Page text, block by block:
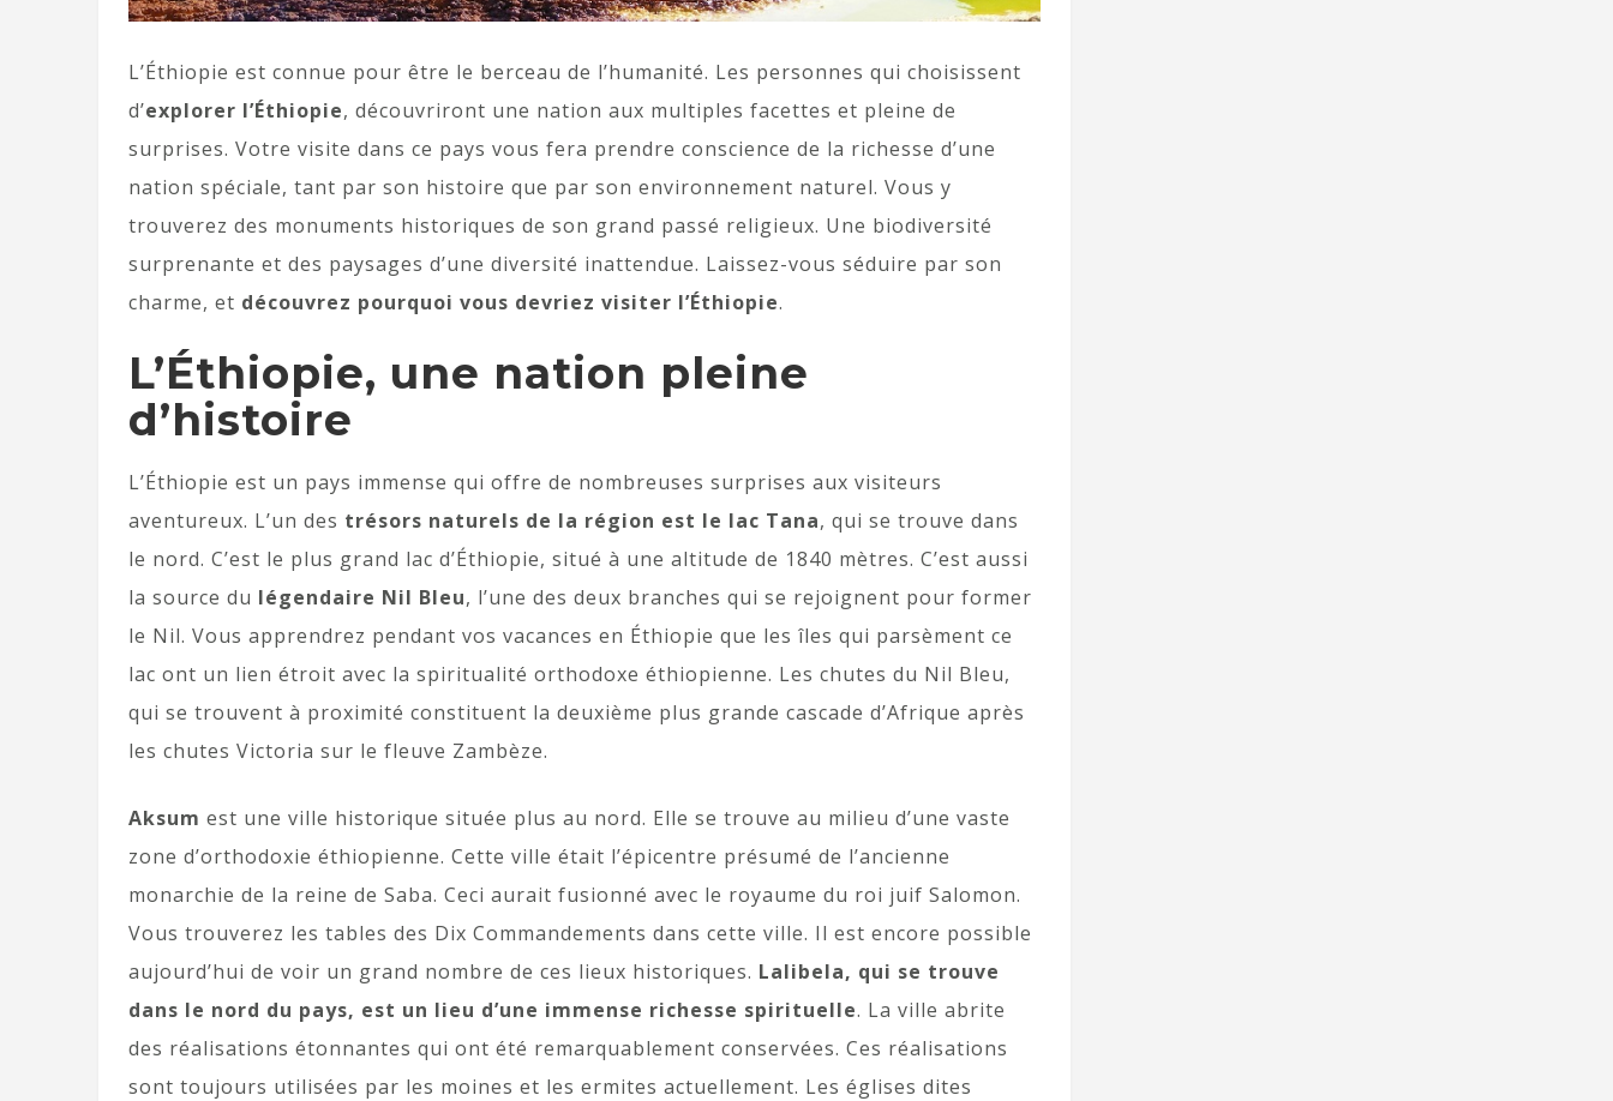
L’Éthiopie est connue pour être le berceau de l’humanité. Les personnes qui choisissent
d’explorer l’Éthiopie, découvriront une nation aux multiples facettes et pleine de
surprises. Votre visite dans ce pays vous fera prendre conscience de la richesse d’une
nation spéciale, tant par son histoire que par son environnement naturel. Vous y
trouverez des monuments historiques de son grand passé religieux. Une biodiversité
surprenante et des paysages d’une diversité inattendue. Laissez-vous séduire par son
charme, et découvrez pourquoi vous devriez visiter l’Éthiopie.
L’Éthiopie, une nation pleine
d’histoire
L’Éthiopie est un pays immense qui offre de nombreuses surprises aux visiteurs
aventureux. L’un des trésors naturels de la région est le lac Tana, qui se trouve dans
le nord. C’est le plus grand lac d’Éthiopie, situé à une altitude de 1840 mètres. C’est aussi
la source du légendaire Nil Bleu, l’une des deux branches qui se rejoignent pour former
le Nil. Vous apprendrez pendant vos vacances en Éthiopie que les îles qui parsèment ce
lac ont un lien étroit avec la spiritualité orthodoxe éthiopienne. Les chutes du Nil Bleu,
qui se trouvent à proximité constituent la deuxième plus grande cascade d’Afrique après
les chutes Victoria sur le fleuve Zambèze.
Aksum est une ville historique située plus au nord. Elle se trouve au milieu d’une vaste
zone d’orthodoxie éthiopienne. Cette ville était l’épicentre présumé de l’ancienne
monarchie de la reine de Saba. Ceci aurait fusionné avec le royaume du roi juif Salomon.
Vous trouverez les tables des Dix Commandements dans cette ville. Il est encore possible
aujourd’hui de voir un grand nombre de ces lieux historiques. Lalibela, qui se trouve
dans le nord du pays, est un lieu d’une immense richesse spirituelle. La ville abrite
des réalisations étonnantes qui ont été remarquablement conservées. Ces réalisations
sont toujours utilisées par les moines et les ermites actuellement. Les églises dites